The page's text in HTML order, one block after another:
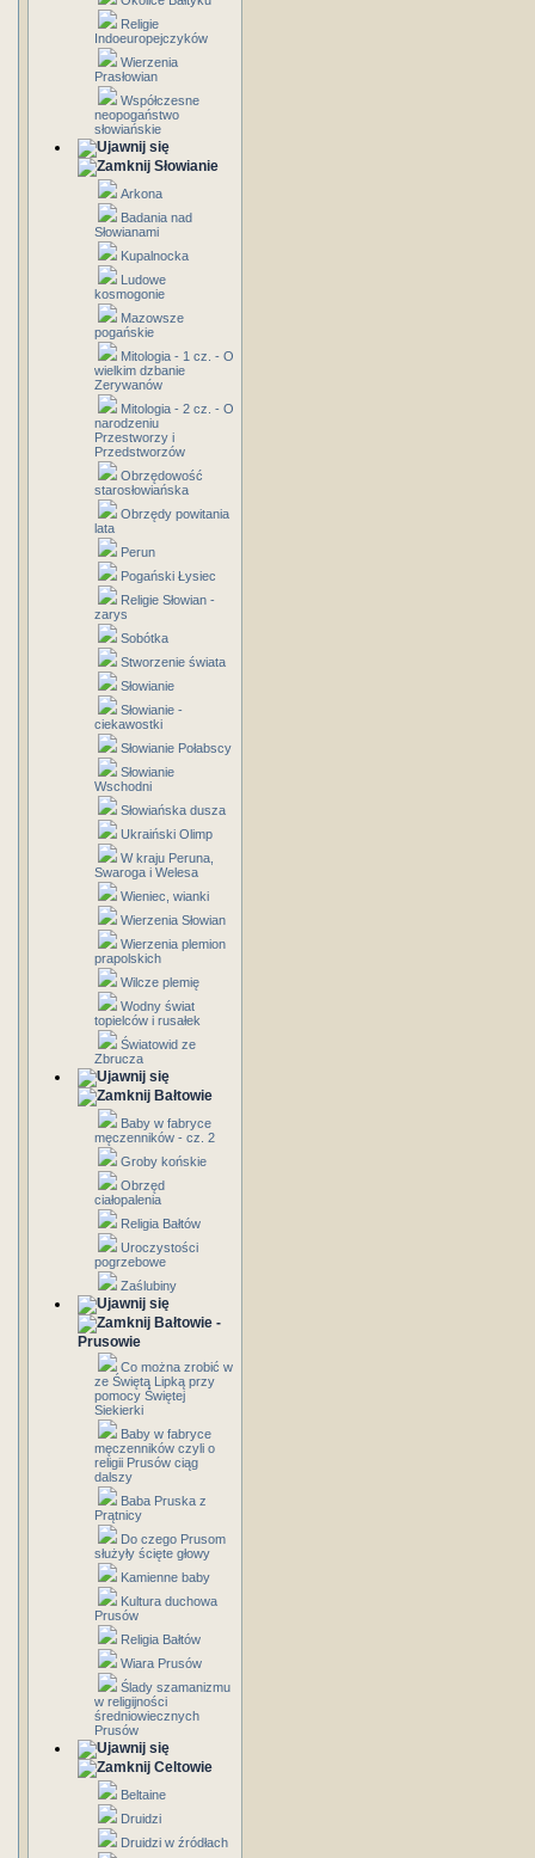
Religie
Indoeuropejczyków
Wierzenia
Prasłowian
Współczesne
neopogaństwo
słowiańskie
Słowianie
Arkona
Badania nad
Słowianami
Kupalnocka
Ludowe
kosmogonie
Mazowsze
pogańskie
Mitologia - 1 cz. - O
wielkim dzbanie
Zerywanów
Mitologia - 2 cz. - O
narodzeniu
Przestworzy i
Przedstworzów
Obrzędowość
starosłowiańska
Obrzędy powitania
lata
Perun
Pogański Łysiec
Religie Słowian -
zarys
Sobótka
Stworzenie świata
Słowianie
Słowianie -
ciekawostki
Słowianie Połabscy
Słowianie
Wschodni
Słowiańska dusza
Ukraiński Olimp
W kraju Peruna,
Swaroga i Welesa
Wieniec, wianki
Wierzenia Słowian
Wierzenia plemion
prapolskich
Wilcze plemię
Wodny świat
topielców i rusałek
Światowid ze
Zbrucza
Bałtowie
Baby w fabryce
męczenników - cz. 2
Groby końskie
Obrzęd
ciałopalenia
Religia Bałtów
Uroczystości
pogrzebowe
Zaślubiny
Bałtowie -
Prusowie
Co można zrobić w
ze Świętą Lipką przy
pomocy Świętej
Siekierki
Baby w fabryce
męczenników czyli o
religii Prusów ciąg
dalszy
Baba Pruska z
Prątnicy
Do czego Prusom
służyły ścięte głowy
Kamienne baby
Kultura duchowa
Prusów
Religia Bałtów
Wiara Prusów
Ślady szamanizmu
w religijności
średniowiecznych
Prusów
Celtowie
Beltaine
Druidzi
Druidzi w źródłach